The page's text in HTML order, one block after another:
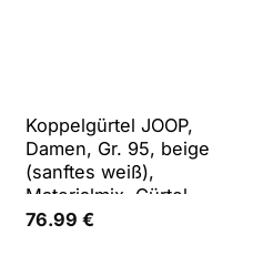
Koppelgürtel JOOP,
Damen, Gr. 95, beige
(sanftes weiß),
Materialmix, Gürtel
Koppelgürtel, mit
76.99 €